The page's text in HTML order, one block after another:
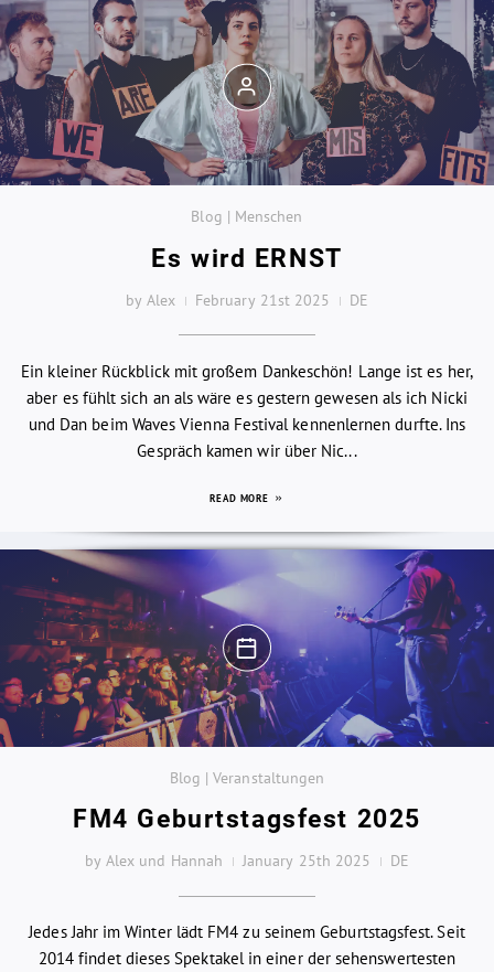
Blog | Menschen
Es wird ERNST
by Alex February 21st 2025 DE
Ein kleiner Rückblick mit großem Dankeschön! Lange ist es her,
aber es fühlt sich an als wäre es gestern gewesen als ich Nicki
und Dan beim Waves Vienna Festival kennenlernen durfte. Ins
Gespräch kamen wir über Nic...
READ MORE
Blog | Veranstaltungen
FM4 Geburtstagsfest 2025
by Alex und Hannah January 25th 2025 DE
Jedes Jahr im Winter lädt FM4 zu seinem Geburtstagsfest. Seit
2014 findet dieses Spektakel in einer der sehenswertesten